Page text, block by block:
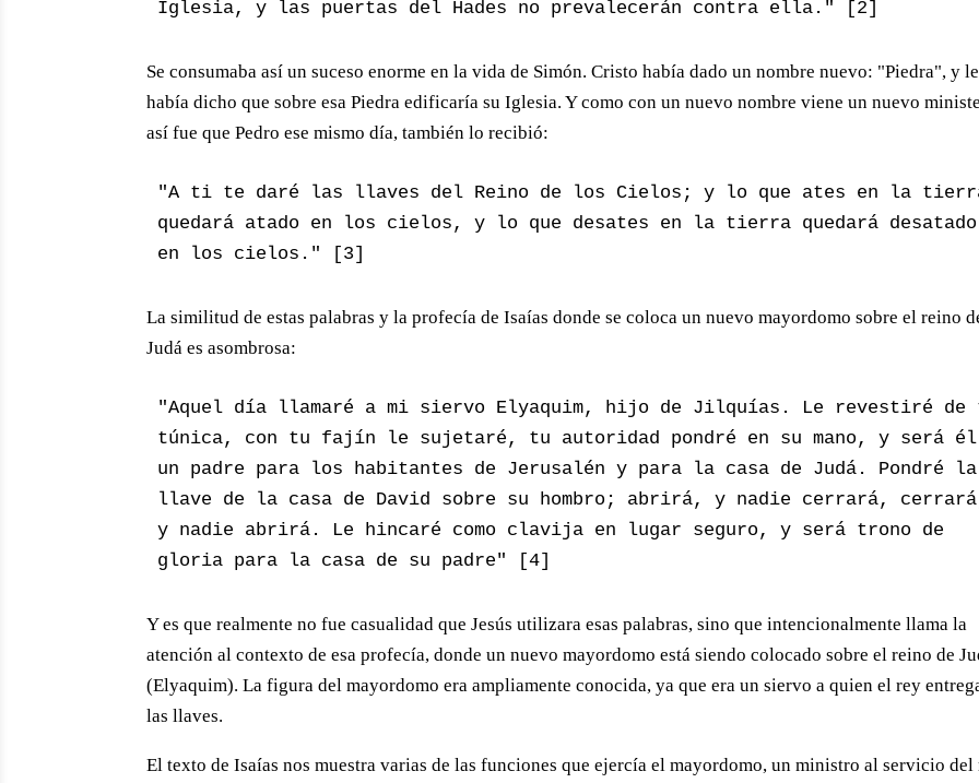
Iglesia, y las puertas del Hades no prevalecerán contra ella." [2]
Se consumaba así un suceso enorme en la vida de Simón. Cristo había dado un nombre nuevo: "Piedra", y le
había dicho que sobre esa Piedra edificaría su Iglesia. Y como con un nuevo nombre viene un nuevo
así fue que Pedro ese mismo día, también lo recibió:
"A ti te daré las llaves del Reino de los Cielos; y lo que ates en la
quedará atado en los cielos, y lo que desates en la tierra quedará desatado
en los cielos." [3]
La similitud de estas palabras y la profecía de Isaías donde se coloca un nuevo mayordomo sobre el reino
Judá es asombrosa:
"Aquel día llamaré a mi siervo Elyaquim, hijo de Jilquías. Le revestiré de
túnica, con tu fajín le sujetaré, tu autoridad pondré en su mano, y será él
un padre para los habitantes de Jerusalén y para la casa de Judá. Pondré la
llave de la casa de David sobre su hombro; abrirá, y nadie cerrará,
y nadie abrirá. Le hincaré como clavija en lugar seguro, y será trono de
gloria para la casa de su padre" [4]
Y es que realmente no fue casualidad que Jesús utilizara esas palabras, sino que intencionalmente llama la
atención al contexto de esa profecía, donde un nuevo mayordomo está siendo colocado sobre el reino de
(Elyaquim). La figura del mayordomo era ampliamente conocida, ya que era un siervo a quien el rey
las llaves.
El texto de Isaías nos muestra varias de las funciones que ejercía el mayordomo, un ministro al servicio del